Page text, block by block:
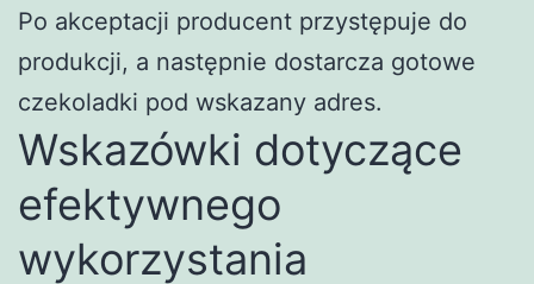
Po akceptacji producent przystępuje do
produkcji, a następnie dostarcza gotowe
czekoladki pod wskazany adres.
Wskazówki dotyczące
efektywnego
wykorzystania